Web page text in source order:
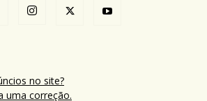
no site?
uma correção.